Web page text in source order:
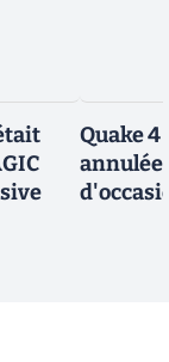
Quake
annulée